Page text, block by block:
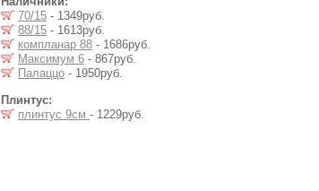
70/15 - 1349руб.
88/15 - 1613руб.
компланар 88 - 1686руб.
Максимум 6 - 867руб.
Палаццо - 1950руб.
Плинтус:
плинтус 9см - 1229руб.